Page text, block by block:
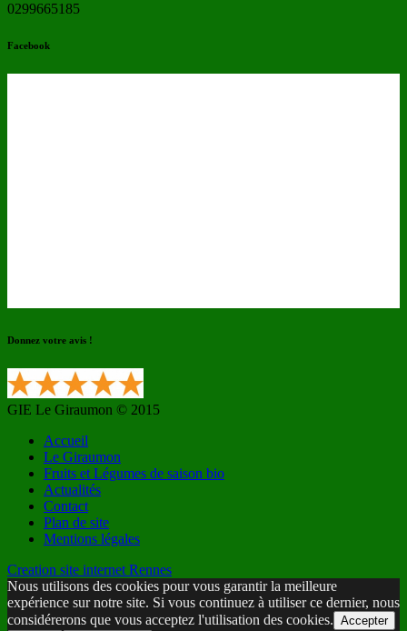
0299665185
Facebook
Donnez votre avis !
GIE Le Giraumon © 2015
Accueil
Le Giraumon
Fruits et Légumes de saison bio
Actualités
Contact
Plan de site
Mentions légales
Creation site internet Rennes
Nous utilisons des cookies pour vous garantir la meilleure
expérience sur notre site. Si vous continuez à utiliser ce dernier, nous
considérerons que vous acceptez l'utilisation des cookies. Accepter